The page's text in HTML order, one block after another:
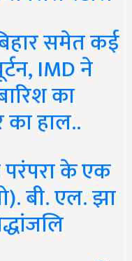
समेत कई
IMD ने
का
हाल..
परंपरा के एक
बी. एल. झा